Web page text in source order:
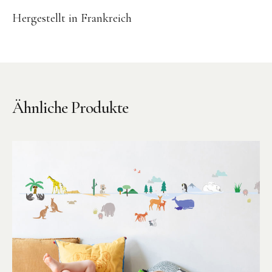
filipok Holzspielzeuge
RADUGA GREZ
activity boards
lotes toys
Konges Sløjd
KUMI MOOD Spielkunst
Hergestellt in Frankreich
Ähnliche Produkte